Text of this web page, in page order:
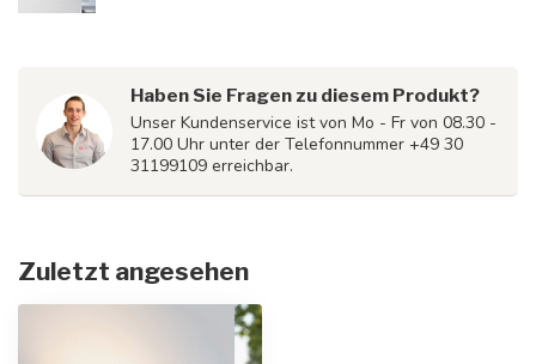
Haben Sie Fragen zu diesem Produkt?
Unser Kundenservice ist von Mo - Fr von 08.30 -
17.00 Uhr unter der Telefonnummer +49 30
31199109 erreichbar.
Zuletzt angesehen